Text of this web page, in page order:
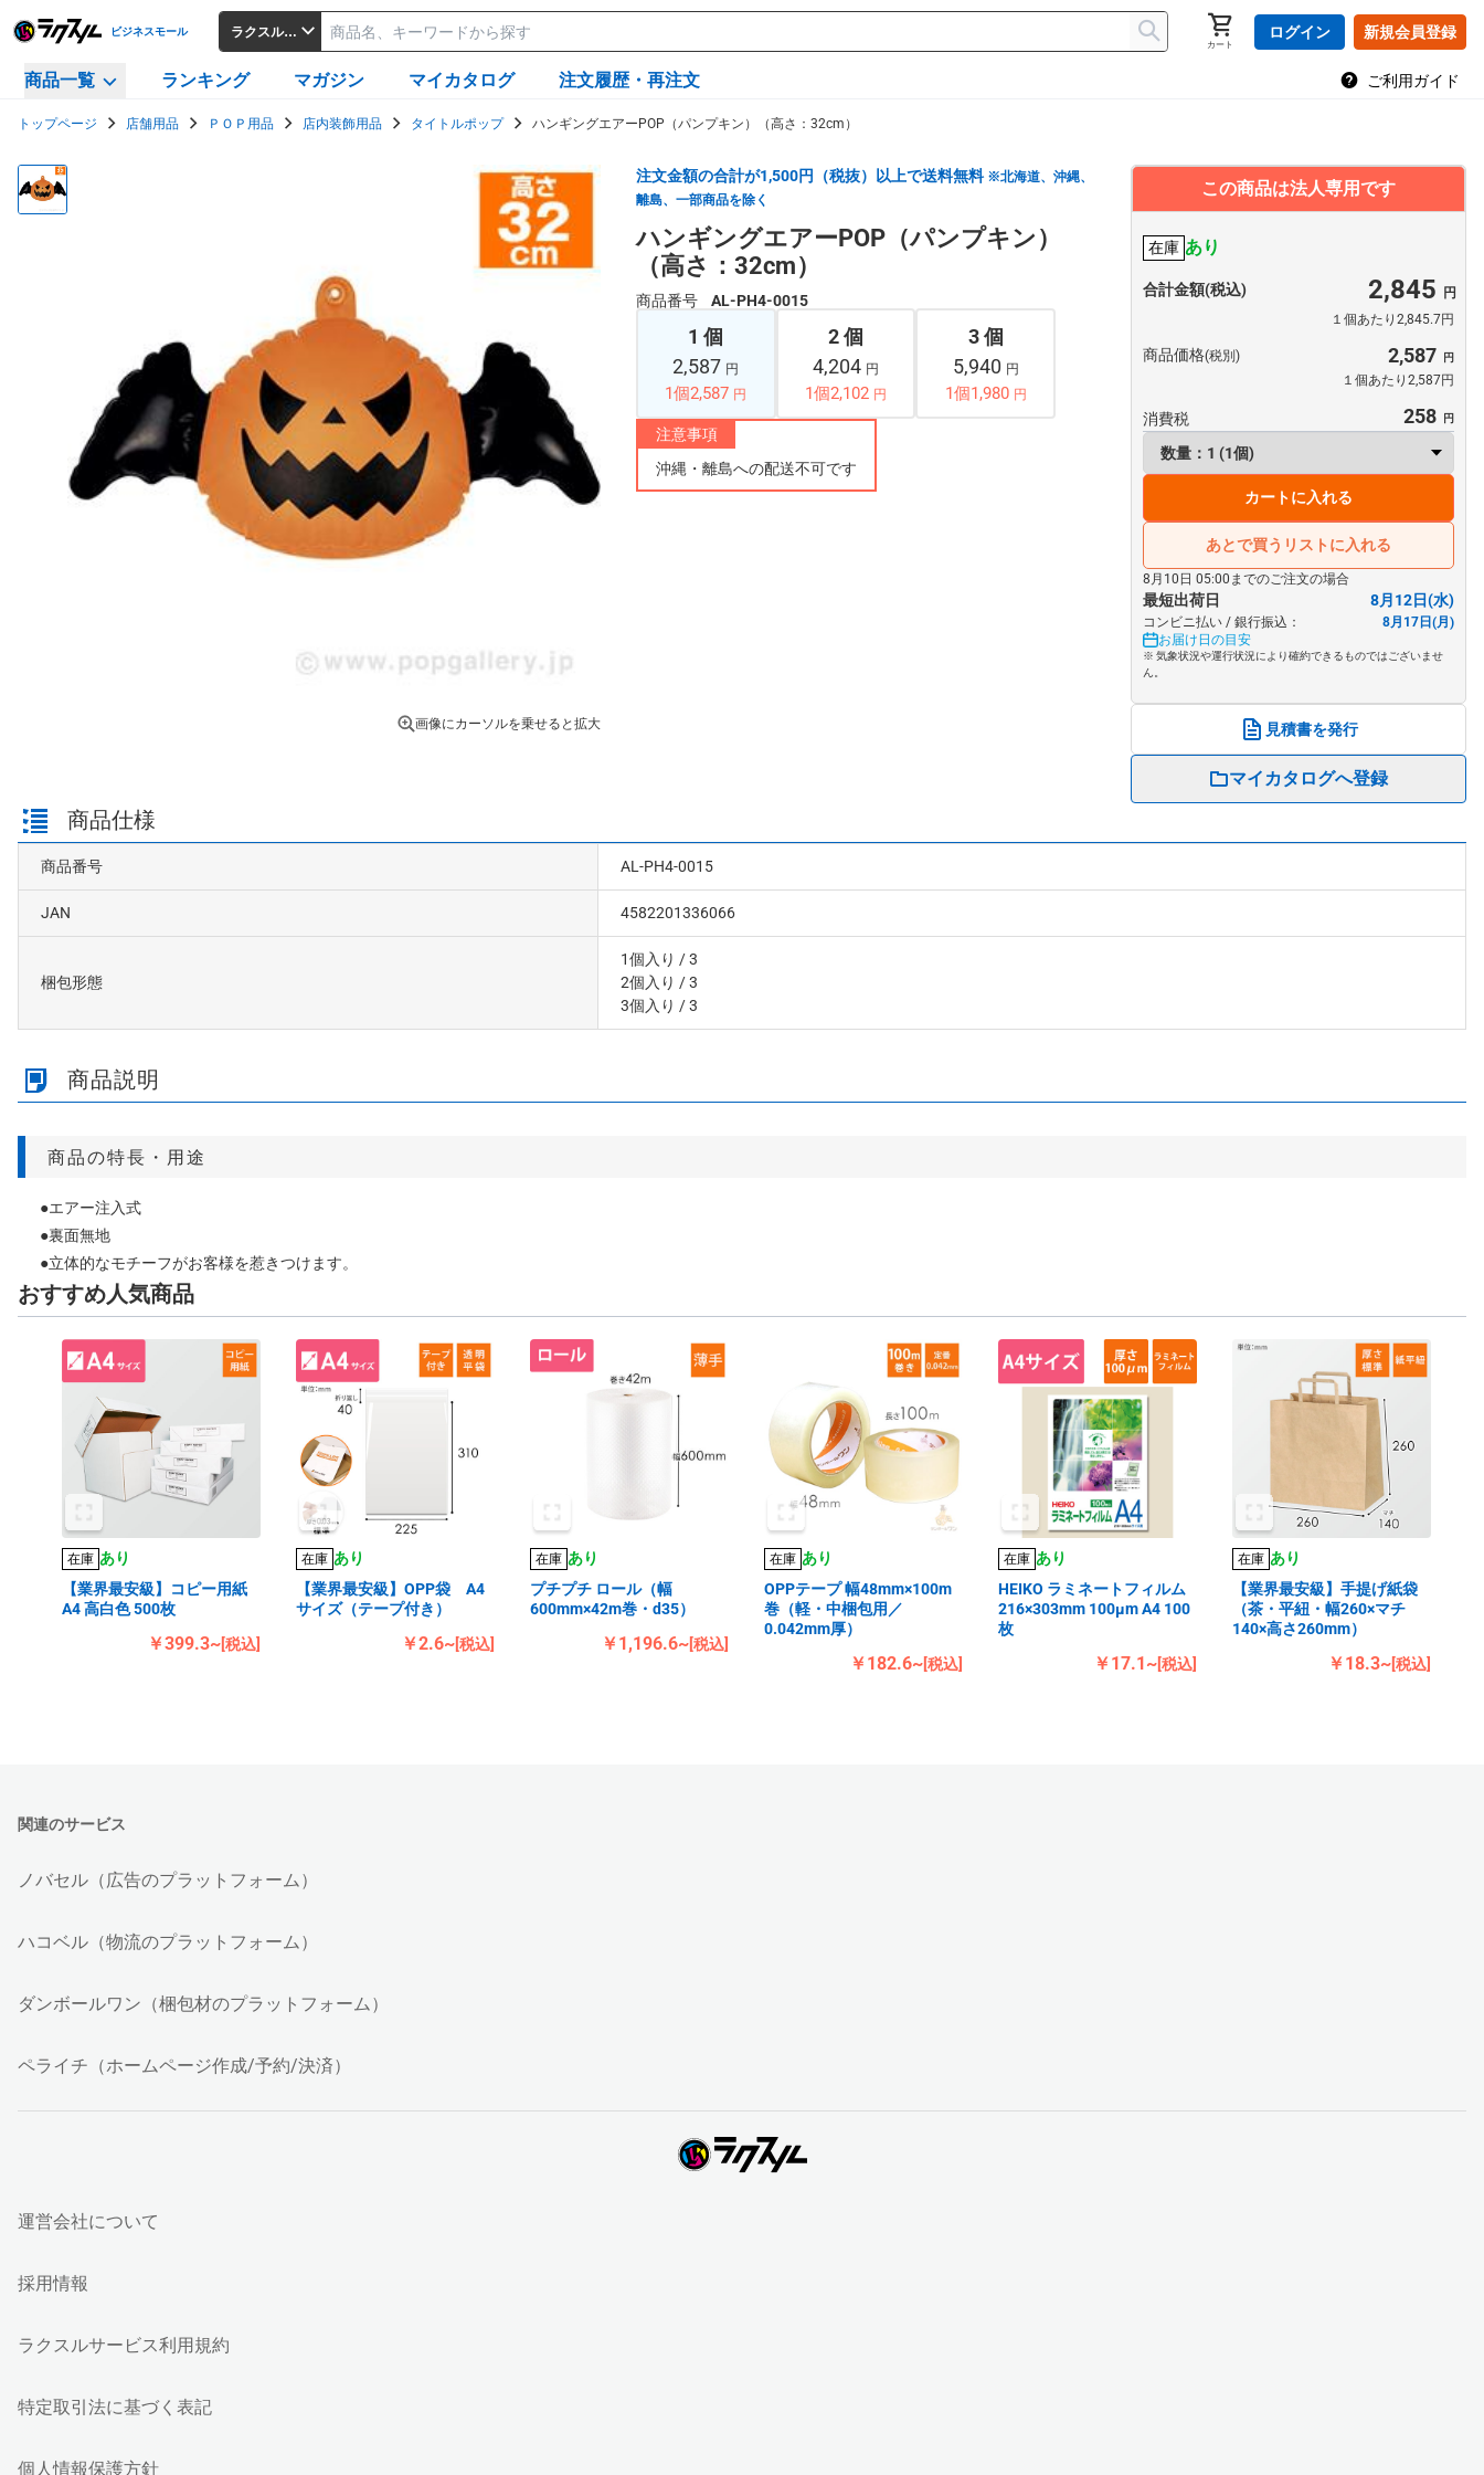
ビジネスモール ラクスルビジネスモール
カート
ログイン 新規会員登録
商品一覧 ランキング マガジン マイカタログ 注文履歴・再注文 ご利用ガイド
トップページ 店舗用品 ＰＯＰ用品 店内装飾用品 タイトルポップ ハンギングエアーPOP（パンプキン）（高さ：32cm）
画像にカーソルを乗せると拡大
注文金額の合計が1,500円（税抜）以上で送料無料 ※北海道、沖縄、
離島、一部商品を除く
ハンギングエアーPOP（パンプキン）
（高さ：32cm）
商品番号 AL-PH4-0015
1 個
2,587 円
1個2,587 円
2 個
4,204 円
1個2,102 円
3 個
5,940 円
1個1,980 円
注意事項
沖縄・離島への配送不可です
この商品は法人専用です
在庫 あり
合計金額(税込) 2,845
１個あたり2,845.7円
商品価格(税別) 2,587
１個あたり2,587円
消費税 258
カートに入れる
あとで買うリストに入れる
8月10日 05:00までのご注文の場合
最短出荷日 8月12日(水)
コンビニ払い / 銀行振込：
8月17日(月)
お届け日の目安
※ 気象状況や運行状況により確約できるものではございませ
ん。
見積書を発行
マイカタログへ登録
商品仕様
商品番号 AL-PH4-0015
JAN 4582201336066
梱包形態
1個入り / 3
2個入り / 3
3個入り / 3
商品説明
商品の特長・用途
●エアー注入式
●裏面無地
●立体的なモチーフがお客様を惹きつけます。
おすすめ人気商品
在庫 あり
【業界最安級】コピー用紙
A4 高白色 500枚
￥399.3~[税込]
在庫 あり
【業界最安級】OPP袋 A4
サイズ（テープ付き）
￥2.6~[税込]
在庫 あり
プチプチ ロール（幅
600mm×42m巻・d35）
￥1,196.6~[税込]
在庫 あり
OPPテープ 幅48mm×100m
巻（軽・中梱包用／
0.042mm厚）
￥182.6~[税込]
在庫 あり
HEIKO ラミネートフィルム
216×303mm 100μm A4 100
枚
￥17.1~[税込]
在庫 あり
【業界最安級】手提げ紙袋
（茶・平紐・幅260×マチ
140×高さ260mm）
￥18.3~[税込]
関連のサービス
ノバセル（広告のプラットフォーム）
ハコベル（物流のプラットフォーム）
ダンボールワン（梱包材のプラットフォーム）
ペライチ（ホームページ作成/予約/決済）
運営会社について
採用情報
ラクスルサービス利用規約
特定取引法に基づく表記
個人情報保護方針